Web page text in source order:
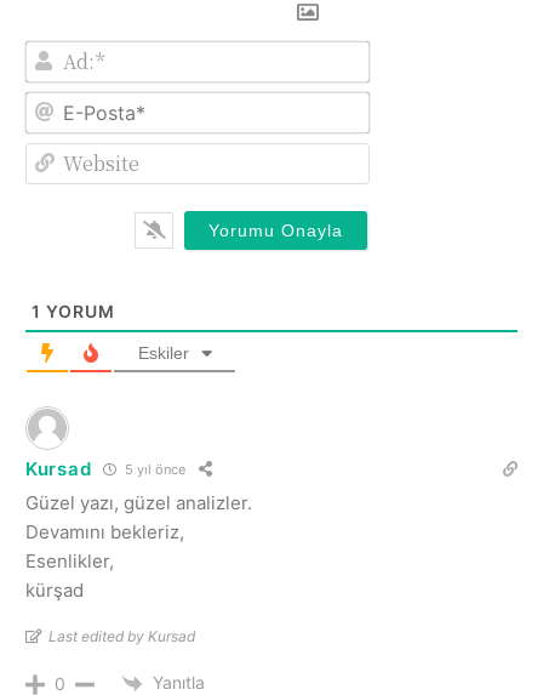
1 YORUM
Eskiler
Kursad 5 yıl önce
Güzel yazı, güzel analizler.
Devamını bekleriz,
Esenlikler,
kürşad
Last edited by Kursad
0 Yanıtla